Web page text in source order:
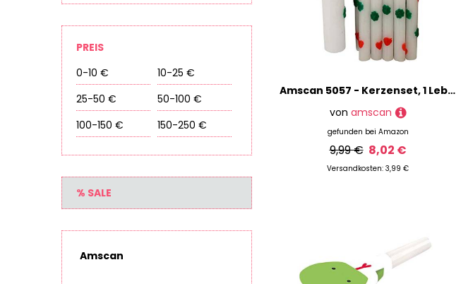
PREIS
0-10 €
10-25 €
25-50 €
50-100 €
100-150 €
150-250 €
% SALE
Amscan
Amscan 5057 - Kerzenset, 1 Lebenslicht und 10 Geburtstagskerzen
von amscan
gefunden bei Amazon
9,99 € 8,02 €
Versandkosten: 3,99 €